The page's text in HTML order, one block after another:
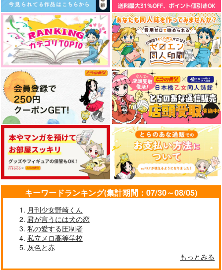
PLAYLIST
ポップコーンイヌ
1,540円（税込）
アルハイゼン×セノ
サンプル
作品詳細
拝啓、友へ
PTS
629円（税込）
杉元佐一
サンプル
作品詳細
【再販】おがぴの家の
フォ杉ちゃん
すきがおおい
787円（税込）
尾形百之助×杉元佐一
サンプル
作品詳細
キーワードランキング(集計期間：07/30～08/05)
月刊少女野崎くん
君が言うには犬の恋
私の愛する圧制者
私立メロ高等学校
灰色と赤
もっとみる